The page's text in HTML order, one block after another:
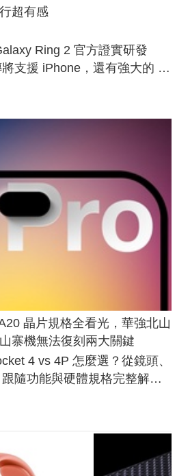
超有感
Ring 2 官方證實研發
支援 iPhone，還有強大的 AI
晶片規格全看光，華強北山
寨機無法復刻兩大關鍵
4 vs 4P 怎麼選？從鏡頭、
隨功能與硬體規格完整解